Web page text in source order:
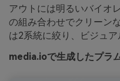
アウトには明るいバイオ
の組み合わせでクリーン
は2系統に絞り、ビジュア
media.ioで生成したプラ